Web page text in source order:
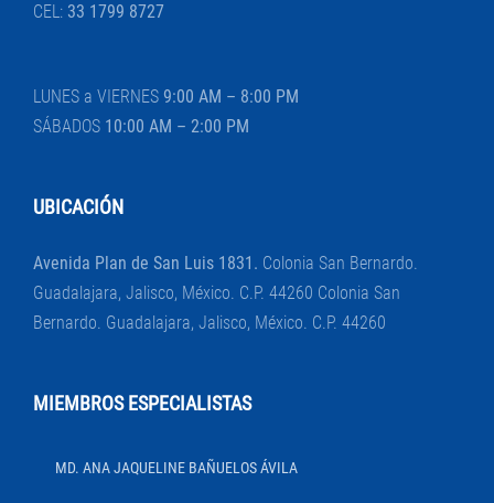
CEL: 33 1799 8727
LUNES a VIERNES 9:00 AM – 8:00 PM
SÁBADOS 10:00 AM – 2:00 PM
UBICACIÓN
Avenida Plan de San Luis 1831. Colonia San Bernardo.
Guadalajara, Jalisco, México. C.P. 44260 Colonia San
Bernardo. Guadalajara, Jalisco, México. C.P. 44260
MIEMBROS ESPECIALISTAS
MD. ANA JAQUELINE BAÑUELOS ÁVILA